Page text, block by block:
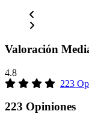
Valoración
4.8
223
223 Opiniones